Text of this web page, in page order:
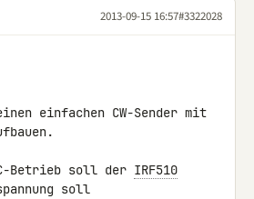
2013-09-15 16:57#3322028
Betrieb soll der IRF510
soll